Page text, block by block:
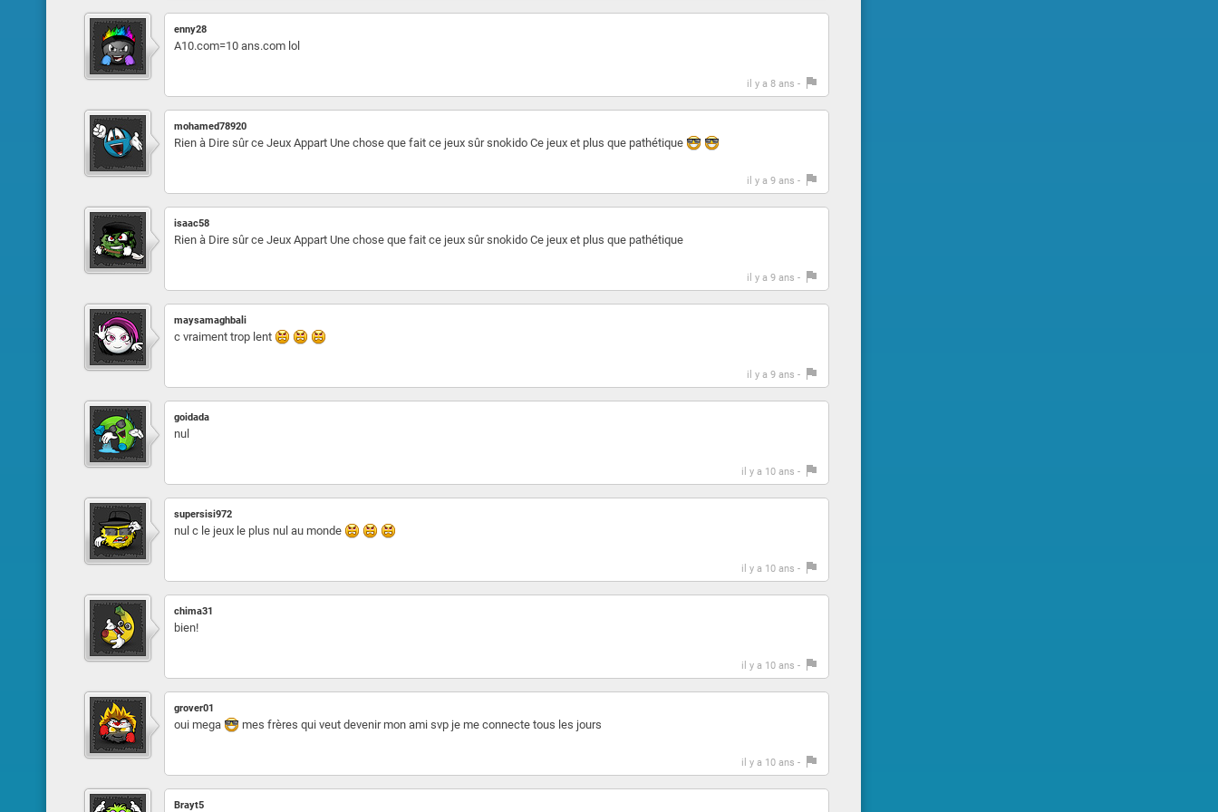
enny28
A10.com=10 ans.com lol
il y a 8 ans -
mohamed78920
Rien à Dire sûr ce Jeux Appart Une chose que fait ce jeux sûr snokido Ce jeux et plus que pathétique
il y a 9 ans -
isaac58
Rien à Dire sûr ce Jeux Appart Une chose que fait ce jeux sûr snokido Ce jeux et plus que pathétique
il y a 9 ans -
maysamaghbali
c vraiment trop lent
il y a 9 ans -
goidada
nul
il y a 10 ans -
supersisi972
nul c le jeux le plus nul au monde
il y a 10 ans -
chima31
bien!
il y a 10 ans -
grover01
oui mega mes frères qui veut devenir mon ami svp je me connecte tous les jours
il y a 10 ans -
Brayt5